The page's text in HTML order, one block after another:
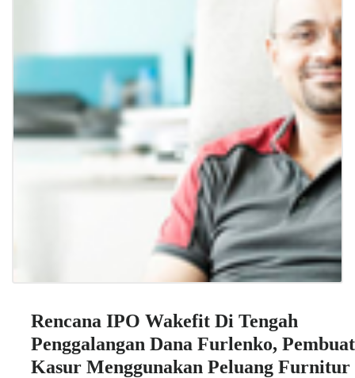
Rencana IPO Wakefit Di Tengah
Penggalangan Dana Furlenko, Pembuat
Kasur Menggunakan Peluang Furnitur